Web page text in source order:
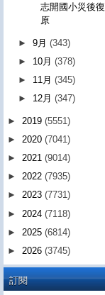
志開國小災後復
原
►9月(343)
► 10月(378)
► 11月(345)
► 12月(347)
► 2019 (5551)
► 2020 (7041)
► 2021 (9014)
► 2022 (7935)
► 2023 (7731)
► 2024 (7118)
► 2025 (6814)
► 2026 (3745)
訂閱